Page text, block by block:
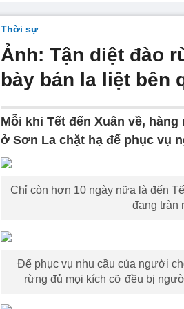
Thời sự
Ảnh: Tận diệt đào
bày bán la liệt bên
Mỗi khi Tết đến Xuân về,
ở Sơn La chặt hạ để phục vụ
Chỉ còn hơn 10 ngày nữa là đến
đang tràn
Để phục vụ nhu cầu của người
rừng đủ mọi kích cỡ đều bị